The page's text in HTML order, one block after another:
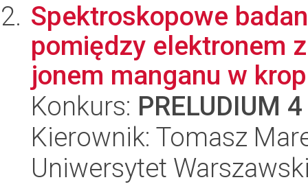
Spektroskopowe
pomiędzy elektronem
jonem manganu w
Konkurs: PRELUDIUM 4
Kierownik: Tomasz
Uniwersytet